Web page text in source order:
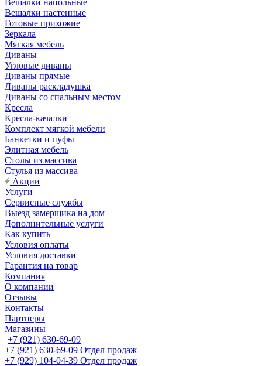
Вешалки напольные
Вешалки настенные
Готовые прихожие
Зеркала
Мягкая мебель
Диваны
Угловые диваны
Диваны прямые
Диваны раскладушка
Диваны со спальным местом
Кресла
Кресла-качалки
Комплект мягкой мебели
Банкетки и пуфы
Элитная мебель
Столы из массива
Стулья из массива
Акции
Услуги
Сервисные службы
Выезд замерщика на дом
Дополнительные услуги
Как купить
Условия оплаты
Условия доставки
Гарантия на товар
Компания
О компании
Отзывы
Контакты
Партнеры
Магазины
+7 (921) 630-69-09
+7 (921) 630-69-09 Отдел продаж
+7 (929) 104-04-39 Отдел продаж